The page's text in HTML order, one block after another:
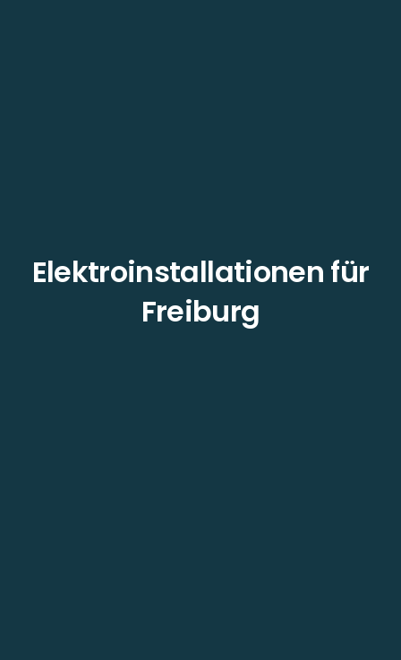
Elektroinstallationen für
Freiburg